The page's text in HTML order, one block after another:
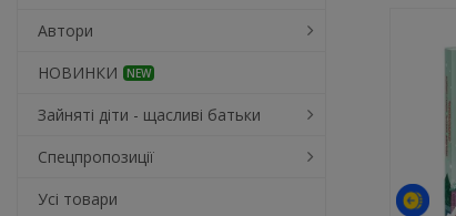
Автори
НОВИНКИ
NEW
Зайняті діти - щасливі батьки
Спецпропозиції
Усі товари